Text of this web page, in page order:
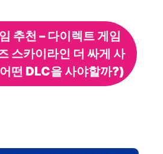
추천 – 다이렉트 게임
스카이라인 더 싸게 사
떤 DLC을 사야할까?)